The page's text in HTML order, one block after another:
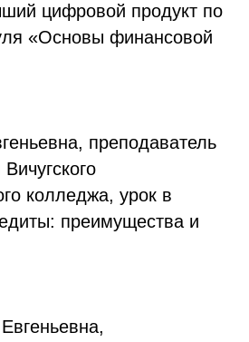
цифровой продукт по
«Основы финансовой
преподаватель
колледжа, урок в
преимущества и